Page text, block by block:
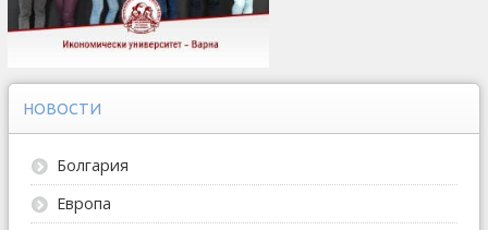
НОВОСТИ
Болгария
Европа